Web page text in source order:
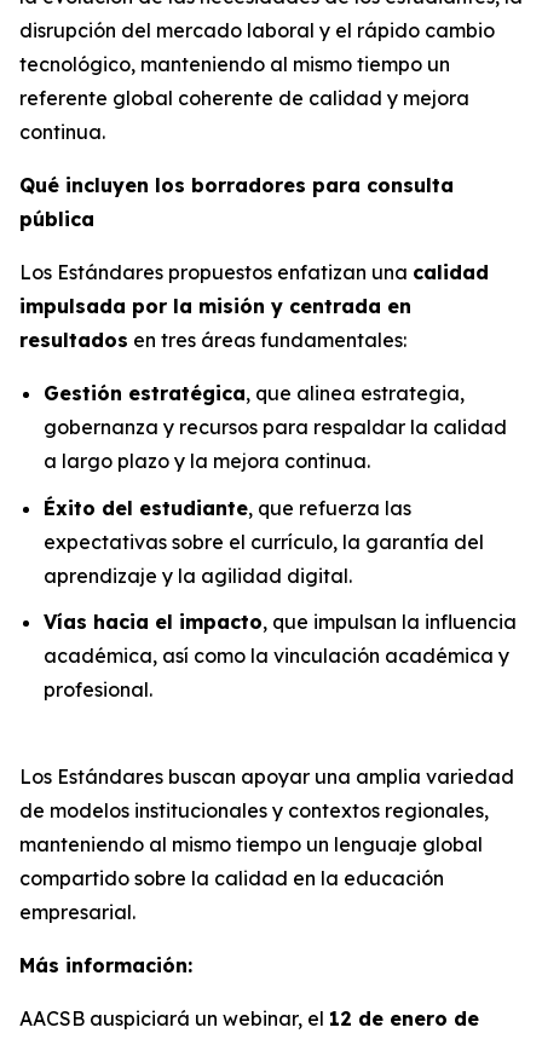
disrupción del mercado laboral y el rápido cambio
tecnológico, manteniendo al mismo tiempo un
referente global coherente de calidad y mejora
continua.
Qué incluyen los borradores para consulta
pública
Los Estándares propuestos enfatizan una calidad
impulsada por la misión y centrada en
resultados en tres áreas fundamentales:
Gestión estratégica, que alinea estrategia,
gobernanza y recursos para respaldar la calidad
a largo plazo y la mejora continua.
Éxito del estudiante, que refuerza las
expectativas sobre el currículo, la garantía del
aprendizaje y la agilidad digital.
Vías hacia el impacto, que impulsan la influencia
académica, así como la vinculación académica y
profesional.
Los Estándares buscan apoyar una amplia variedad
de modelos institucionales y contextos regionales,
manteniendo al mismo tiempo un lenguaje global
compartido sobre la calidad en la educación
empresarial.
Más información:
AACSB auspiciará un webinar, el 12 de enero de